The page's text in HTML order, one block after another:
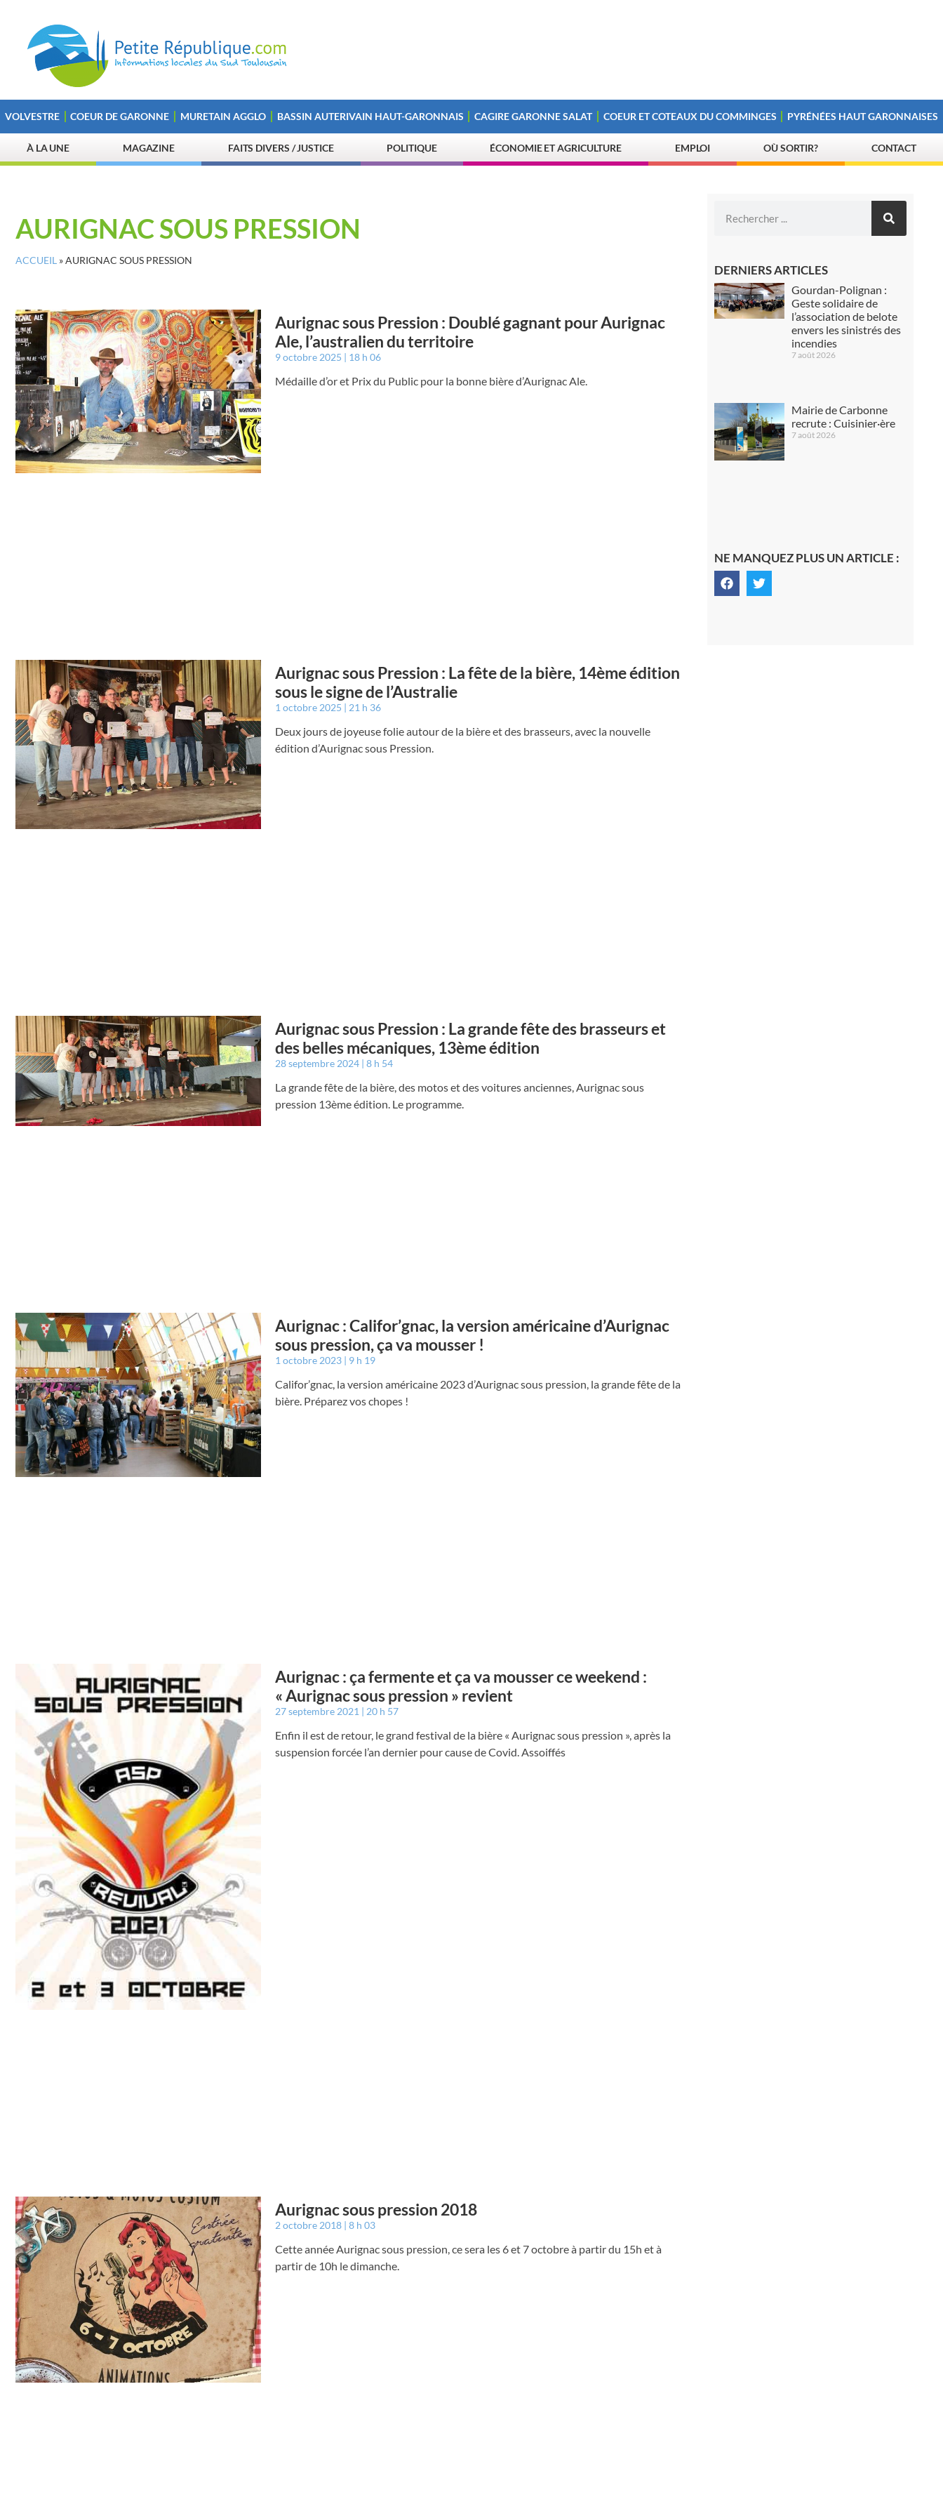
VOLVESTRE COEUR DE GARONNE MURETAIN AGGLO BASSIN AUTERIVAIN HAUT-GARONNAIS CAGIRE GARONNE SALAT COEUR ET COTEAUX DU COMMINGES PYRÉNÉES HAUT GARONNAISES
À LA UNE MAGAZINE FAITS DIVERS / JUSTICE POLITIQUE ÉCONOMIE ET AGRICULTURE EMPLOI OÙ SORTIR? CONTACT
AURIGNAC SOUS PRESSION
ACCUEIL »AURIGNAC SOUS PRESSION
Aurignac sous Pression : Doublé gagnant pour Aurignac
Ale, l’australien du territoire
9 octobre 2025 18 h 06
Médaille d’or et Prix du Public pour la bonne bière d’Aurignac Ale.
Aurignac sous Pression : La fête de la bière, 14ème édition
sous le signe de l’Australie
1 octobre 2025 21 h 36
Deux jours de joyeuse folie autour de la bière et des brasseurs, avec la nouvelle
édition d’Aurignac sous Pression.
Aurignac sous Pression : La grande fête des brasseurs et
des belles mécaniques, 13ème édition
28 septembre 2024 8 h 54
La grande fête de la bière, des motos et des voitures anciennes, Aurignac sous
pression 13ème édition. Le programme.
Aurignac : Califor’gnac, la version américaine d’Aurignac
sous pression, ça va mousser !
1 octobre 2023 9 h 19
Califor’gnac, la version américaine 2023 d’Aurignac sous pression, la grande fête de la
bière. Préparez vos chopes !
Aurignac : ça fermente et ça va mousser ce weekend :
« Aurignac sous pression » revient
27 septembre 2021 20 h 57
Enfin il est de retour, le grand festival de la bière « Aurignac sous pression », après la
suspension forcée l’an dernier pour cause de Covid. Assoiffés
Aurignac sous pression 2018
2 octobre 2018 8 h 03
Cette année Aurignac sous pression, ce sera les 6 et 7 octobre à partir du 15h et à
partir de 10h le dimanche.
DERNIERS ARTICLES
Gourdan-Polignan :
Geste solidaire de
l’association de belote
envers les sinistrés des
incendies
7 août 2026
Mairie de Carbonne
recrute : Cuisinier·ère
7 août 2026
NE MANQUEZ PLUS UN ARTICLE :